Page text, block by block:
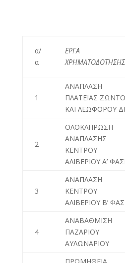
α/
α
ΕΡΓΑ
ΧΡΗΜΑΤΟΔΟΤΗΣΗΣ
1
ΑΝΑΠΛΑΣΗ
ΠΛΑΤΕΙΑΣ
ΚΑΙ ΛΕΩΦΟΡΟΥ
2
ΟΛΟΚΛΗΡΩΣΗ
ΑΝΑΠΛΑΣΗΣ
ΚΕΝΤΡΟΥ
ΑΛΙΒΕΡΙΟΥ Α’
3
ΑΝΑΠΛΑΣΗ
ΚΕΝΤΡΟΥ
ΑΛΙΒΕΡΙΟΥ Β’
4
ΑΝΑΒΑΘΜΙΣΗ
ΠΑΖΑΡΙΟΥ
ΑΥΛΩΝΑΡΙΟΥ